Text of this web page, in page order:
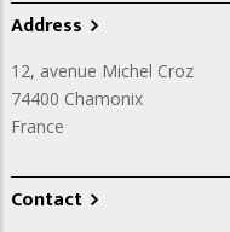
Address
12, avenue Michel Croz
74400 Chamonix
France
Contact